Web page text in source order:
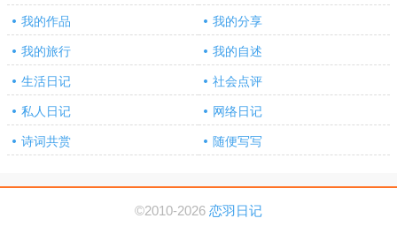
我的作品 我的分享
我的旅行 我的自述
生活日记 社会点评
私人日记 网络日记
诗词共赏 随便写写
©2010-2026 恋羽日记